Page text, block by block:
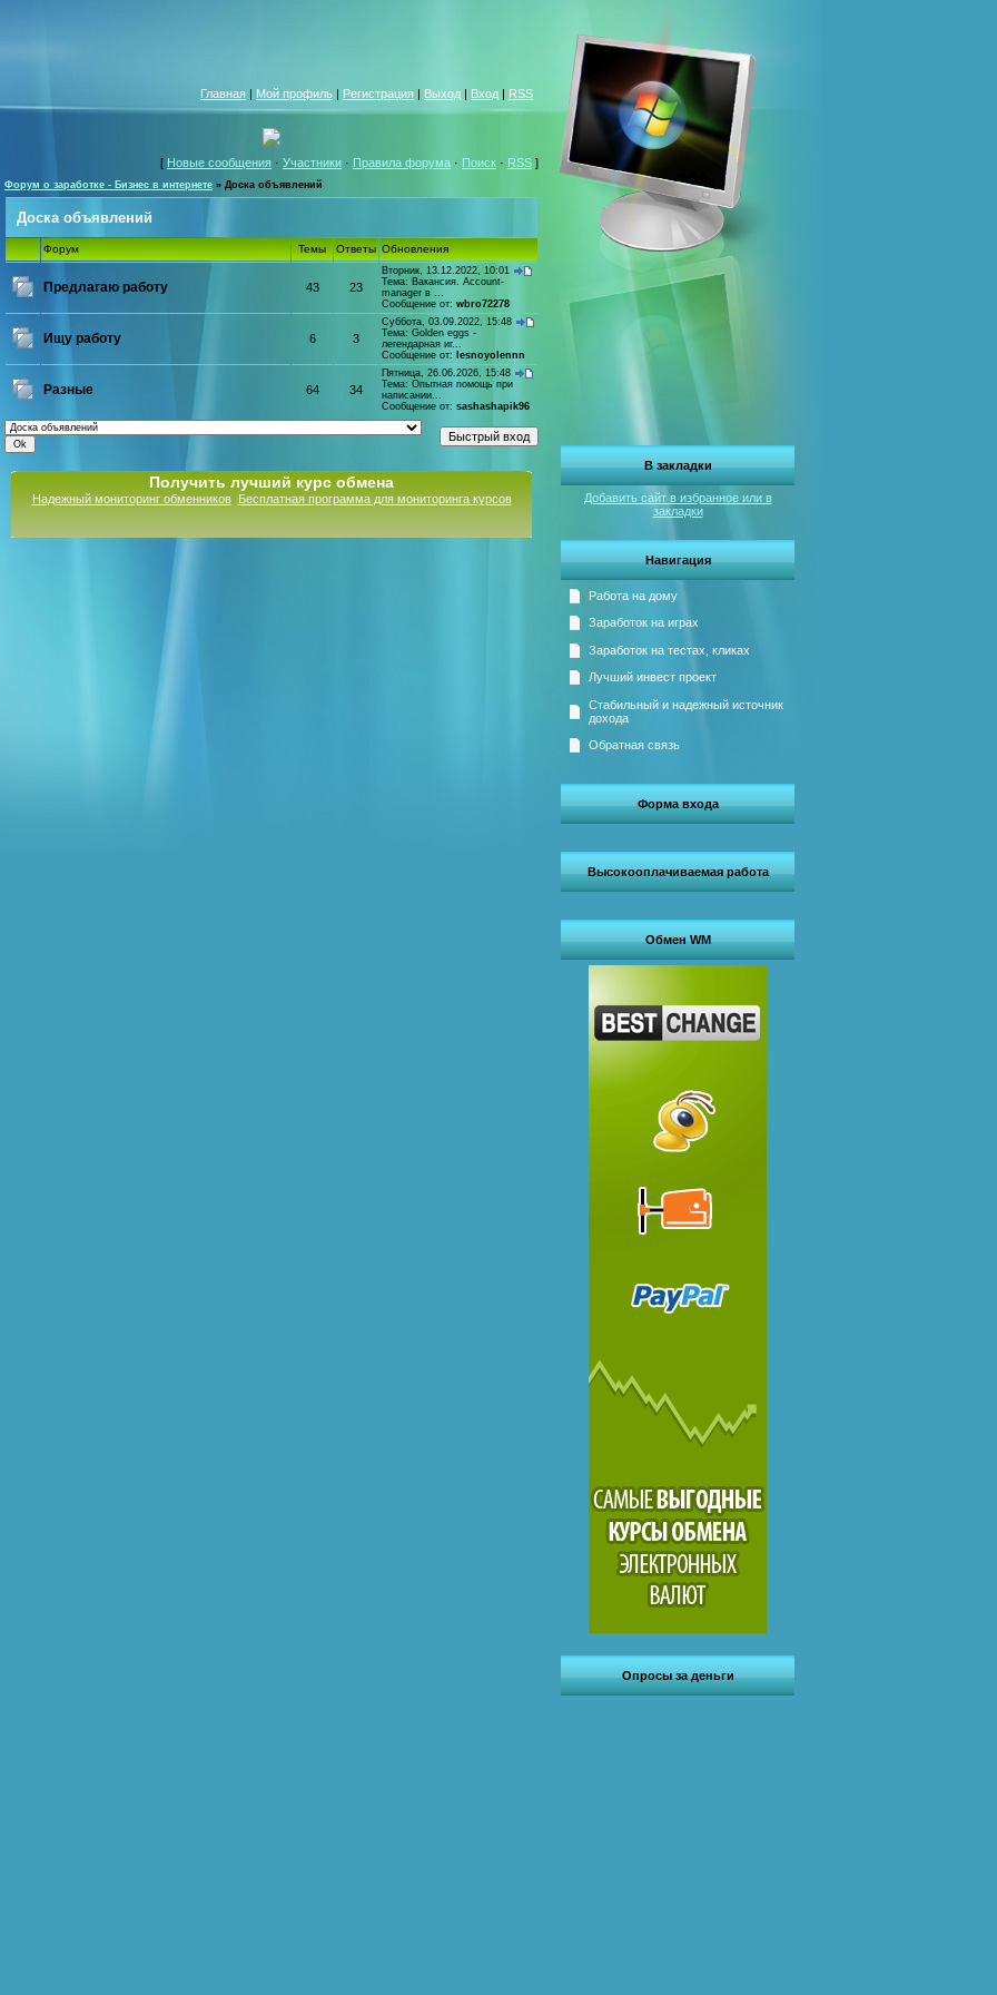
Главная | Мой профиль | Регистрация | Выход | Вход | RSS
В закладки
Добавить сайт в избранное или в
закладки
Навигация
Работа на дому
Заработок на играх
Заработок на тестах, кликах
Лучший инвест проект
Стабильный и надежный источник
дохода
Обратная связь
Форма входа
Высокооплачиваемая работа
Обмен WM
Опросы за деньги
[ Новые сообщения · Участники · Правила форума · Поиск · RSS ]
Форум о заработке - Бизнес в интернете » Доска объявлений
Доска объявлений
Форум Темы Ответы Обновления
Предлагаю работу 43 23
Вторник, 13.12.2022, 10:01
Тема: Вакансия. Account-
manager в ...
Сообщение от: wbro72278
Ищу работу 6 3
Суббота, 03.09.2022, 15:48
Тема: Golden eggs -
легендарная иг...
Сообщение от:
lesnoyolennn
Разные 64 34
Пятница, 26.06.2026, 15:48
Тема: Опытная помощь при
написании...
Сообщение от: sashashapik96
Получить лучший курс обмена
Надежный мониторинг обменников Бесплатная программа для мониторинга курсов